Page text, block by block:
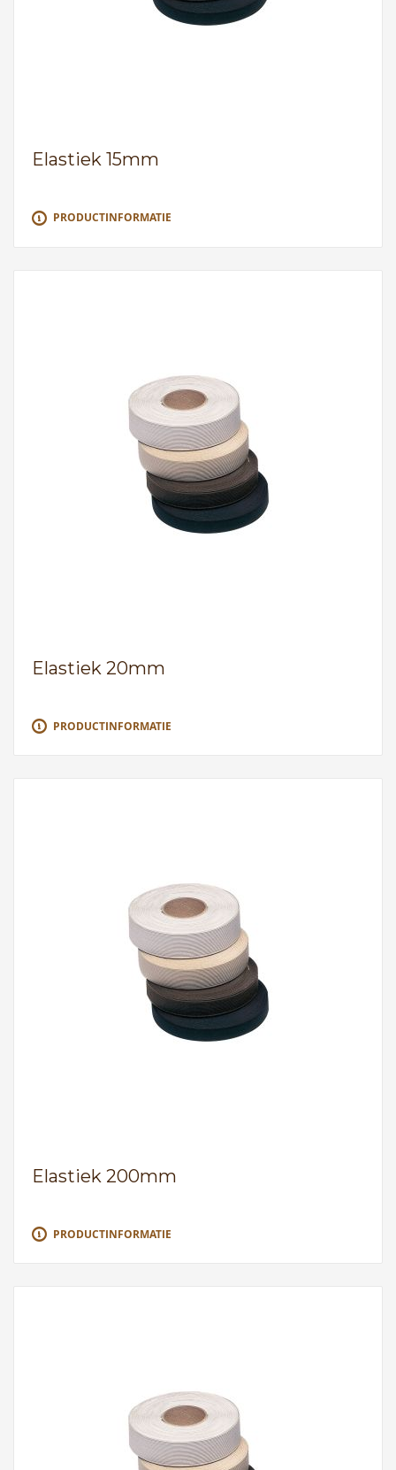
Elastiek 15mm
PRODUCTINFORMATIE
Elastiek 20mm
PRODUCTINFORMATIE
Elastiek 200mm
PRODUCTINFORMATIE